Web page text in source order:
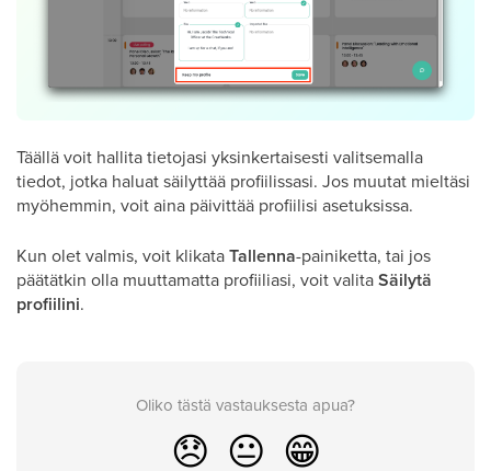
Täällä voit hallita tietojasi yksinkertaisesti valitsemalla
tiedot, jotka haluat säilyttää profiilissasi. Jos muutat mieltäsi
myöhemmin, voit aina päivittää profiilisi asetuksissa.
Kun olet valmis, voit klikataTallenna-painiketta, tai jos
päätätkin olla muuttamatta profiiliasi, voit valitaSäilytä
profiilini.
Oliko tästä vastauksesta apua?
😞 😐 😁